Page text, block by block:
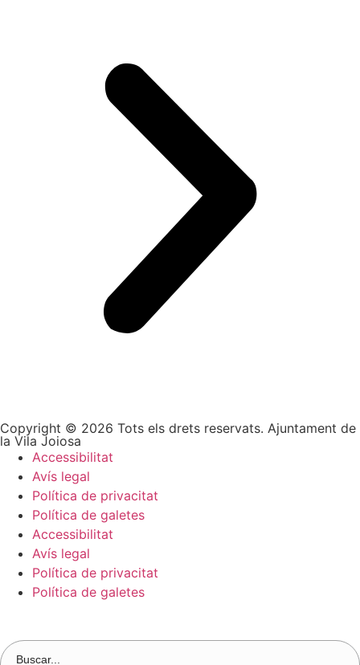
Copyright © 2026 Tots els drets reservats. Ajuntament de
la Vila Joiosa
Accessibilitat
Avís legal
Política de privacitat
Política de galetes
Accessibilitat
Avís legal
Política de privacitat
Política de galetes